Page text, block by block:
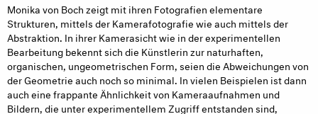
Monika von Boch zeigt mit ihren Fotografien elementare
Strukturen, mittels der Kamerafotografie wie auch mittels der
Abstraktion. In ihrer Kamerasicht wie in der experimentellen
Bearbeitung bekennt sich die Künstlerin zur naturhaften,
organischen, ungeometrischen Form, seien die Abweichungen von
der Geometrie auch noch so minimal. In vielen Beispielen ist dann
auch eine frappante Ähnlichkeit von Kameraaufnahmen und
Bildern, die unter experimentellem Zugriff entstanden sind,